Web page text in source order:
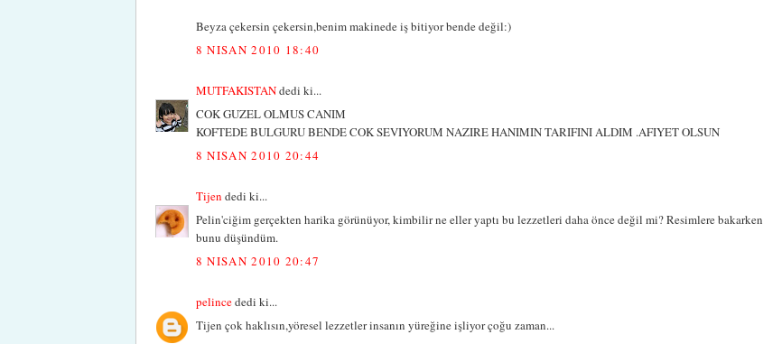
Beyza çekersin çekersin,benim makinede iş bitiyor bende değil:)
8 NISAN 2010 18:40
MUTFAKISTANdedi ki...
COK GUZEL OLMUS CANIM
KOFTEDE BULGURU BENDE COK SEVIYORUM NAZIRE HANIMIN TARIFINI ALDIM .AFIYET OLSUN
8 NISAN 2010 20:44
Tijen dedi ki...
Pelin'ciğim gerçekten harika görünüyor, kimbilir ne eller yaptı bu lezzetleri daha önce değil mi? Resimlere bakarken
bunu düşündüm.
8 NISAN 2010 20:47
pelincededi ki...
Tijen çok haklısın,yöresel lezzetler insanın yüreğine işliyor çoğu zaman...